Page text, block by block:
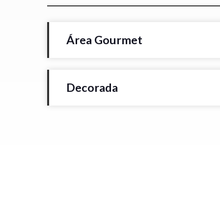
Área Gourmet
Decorada